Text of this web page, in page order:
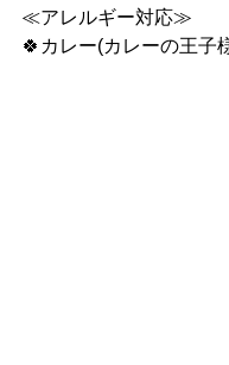
≪アレルギー対応≫
🍀カレー(カレーの王子